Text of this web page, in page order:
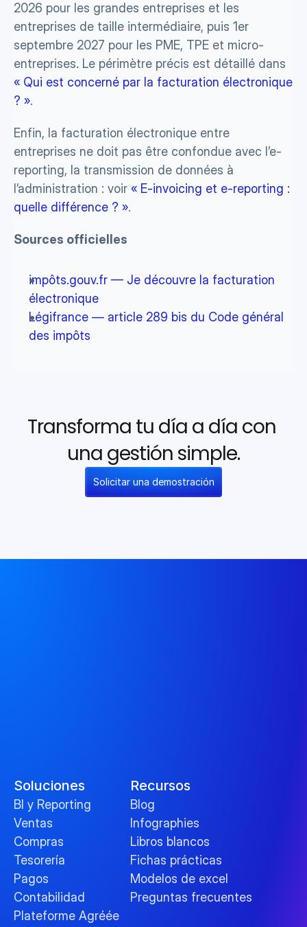
2026 pour les grandes entreprises et les
entreprises de taille intermédiaire, puis 1er
septembre 2027 pour les PME, TPE et micro-
« Qui est concerné par la facturation électronique
? ».
Enfin, la facturation électronique entre
entreprises ne doit pas être confondue avec l’e-
reporting, la transmission de données à
l’administration : voir « E-invoicing et e-reporting :
quelle différence ? ».
Sources officielles
impôts.gouv.fr — Je découvre la facturation
électronique
Légifrance — article 289 bis du Code général
des impôts
Transforma tu día a día con
una gestión simple.
Solicitar una demostración
Soluciones
BI y Reporting
Ventas
Compras
Tesorería
Pagos
Contabilidad
Plateforme Agréée
Recursos
Blog
Infographies
Libros blancos
Fichas prácticas
Modelos de excel
Preguntas frecuentes